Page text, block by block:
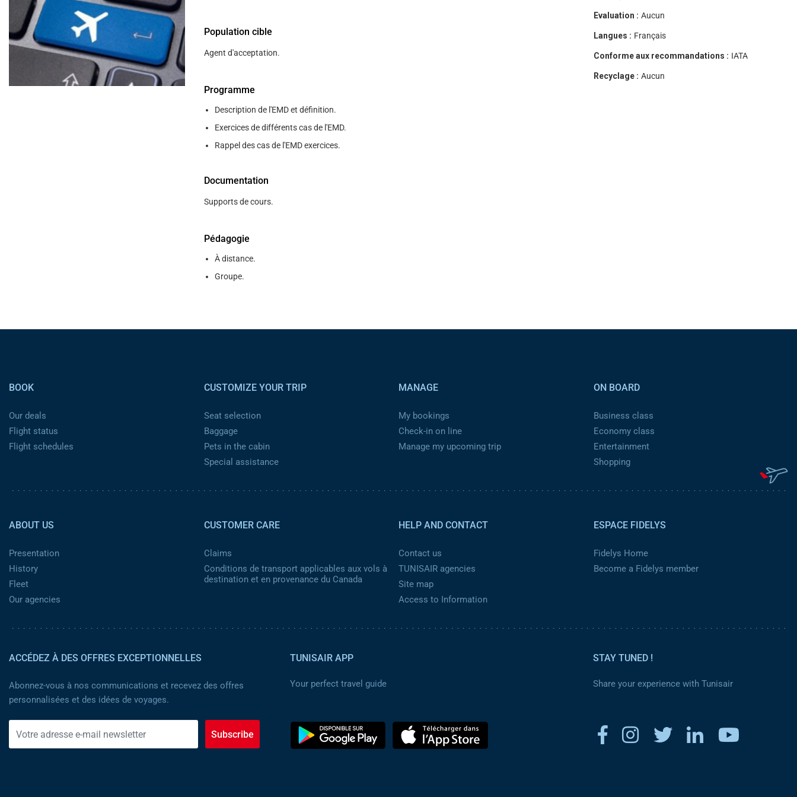
navigate
and
interact
Population cible
Agent d'acceptation.
Programme
Description de l'EMD et définition.
Exercices de différents cas de l'EMD.
Rappel des cas de l'EMD exercices.
Documentation
Supports de cours.
Pédagogie
À distance.
Groupe.
Evaluation : Aucun
Langues : Français
Conforme aux recommandations : IATA
Recyclage : Aucun
BOOK
Our deals
Flight status
Flight schedules
CUSTOMIZE YOUR TRIP
Seat selection
Baggage
Pets in the cabin
Special assistance
MANAGE
My bookings
Check-in on line
Manage my upcoming trip
ON BOARD
Business class
Economy class
Entertainment
Shopping
ABOUT US
Presentation
History
Fleet
Our agencies
CUSTOMER CARE
Claims
Conditions de transport applicables aux vols à
destination et en provenance du Canada
HELP AND CONTACT
Contact us
TUNISAIR agencies
Site map
Access to Information
ESPACE FIDELYS
Fidelys Home
Become a Fidelys member
ACCÉDEZ À DES OFFRES EXCEPTIONNELLES
Abonnez-vous à nos communications et recevez des offres
personnalisées et des idées de voyages.
Subscribe
TUNISAIR APP
Your perfect travel guide
STAY TUNED !
Share your experience with Tunisair